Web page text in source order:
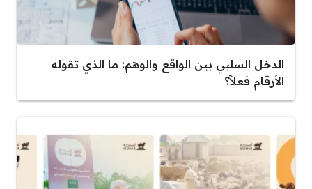
الدخل السلبي بين الواقع والوهم: ما الذي تقوله
الأرقام فعلاً؟